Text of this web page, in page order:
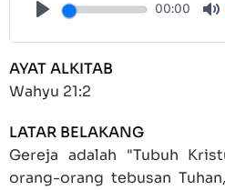
00:00
AYAT ALKITAB
Wahyu 21:2
LATAR BELAKANG
Gereja adalah "Tubuh
orang-orang tebusan